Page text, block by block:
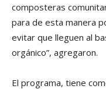
composteras
para de esta manera
evitar que lleguen al
orgánico”, agregaron.
El programa, tiene